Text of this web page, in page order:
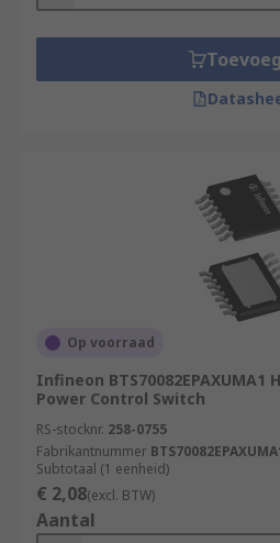
Op voorraad
Infineon BTS70082EPAXUMA1
Power Control Switch
RS-stocknr. 258-0755
Fabrikantnummer
Subtotaal (1 eenheid)
€ 2,08(excl. BTW)
Aantal